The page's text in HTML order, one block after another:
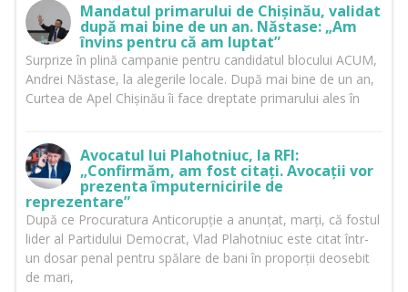
Mandatul primarului de Chișinău, validat
după mai bine de un an. Năstase: „Am
învins pentru că am luptat”
Surprize în plină campanie pentru candidatul blocului ACUM,
Andrei Năstase, la alegerile locale. După mai bine de un an,
Curtea de Apel Chișinău îi face dreptate primarului ales în
Avocatul lui Plahotniuc, la RFI:
„Confirmăm, am fost citați. Avocații vor
prezenta împuternicirile de
reprezentare”
După ce Procuratura Anticorupție a anunțat, marți, că fostul
lider al Partidului Democrat, Vlad Plahotniuc este citat într-
un dosar penal pentru spălare de bani în proporții deosebit
de mari,